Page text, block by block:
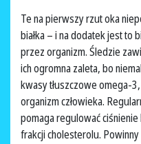
Te na pierwszy rzut oka
białka – i na dodatek jest to
przez organizm. Śledzie
ich ogromna zaleta, bo
kwasy tłuszczowe omega-
organizm człowieka.
pomaga regulować
frakcji cholesterolu.